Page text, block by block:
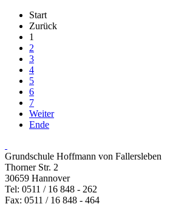
Start
Zurück
1
2
3
4
5
6
7
Weiter
Ende
Grundschule Hoffmann von Fallersleben
Thorner Str. 2
30659 Hannover
Tel: 0511 / 16 848 - 262
Fax: 0511 / 16 848 - 464